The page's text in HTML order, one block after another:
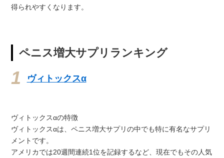
得られやすくなります。
ペニス増大サプリランキング
ヴィトックスα
ヴィトックスαの特徴
ヴィトックスαは、ペニス増大サプリの中でも特に有名なサプリ
メントです。
アメリカでは20週間連続1位を記録するなど、現在でもその人気